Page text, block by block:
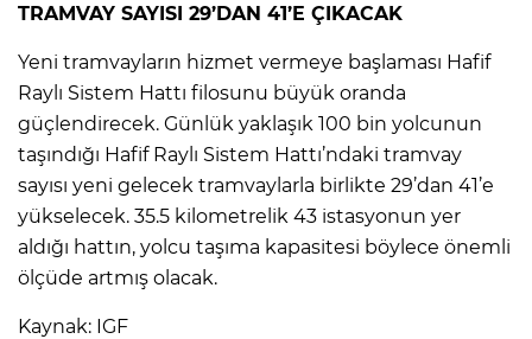
TRAMVAY SAYISI 29’DAN 41’E ÇIKACAK
Yeni tramvayların hizmet vermeye başlaması Hafif
Raylı Sistem Hattı filosunu büyük oranda
güçlendirecek. Günlük yaklaşık 100 bin yolcunun
taşındığı Hafif Raylı Sistem Hattı’ndaki tramvay
sayısı yeni gelecek tramvaylarla birlikte 29’dan 41’e
yükselecek. 35.5 kilometrelik 43 istasyonun yer
aldığı hattın, yolcu taşıma kapasitesi böylece önemli
ölçüde artmış olacak.
Kaynak: IGF